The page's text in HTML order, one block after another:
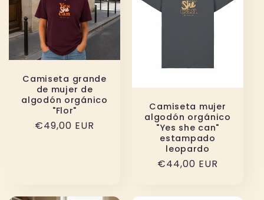
Camiseta grande
de mujer de
algodón orgánico
"Flor"
Precio
€49,00 EUR
Camiseta mujer
algodón orgánico
"Yes she can"
estampado
leopardo
Precio
€44,00 EUR